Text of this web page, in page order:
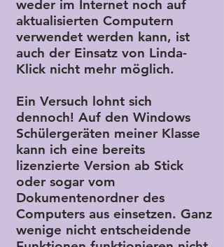
weder im Internet noch auf
aktualisierten Computern
verwendet werden kann, ist
auch der Einsatz von Linda-
Klick nicht mehr möglich.
Ein Versuch lohnt sich
dennoch! Auf den Windows
Schülergeräten meiner Klasse
kann ich eine bereits
lizenzierte Version ab Stick
oder sogar vom
Dokumentenordner des
Computers aus einsetzen. Ganz
wenige nicht entscheidende